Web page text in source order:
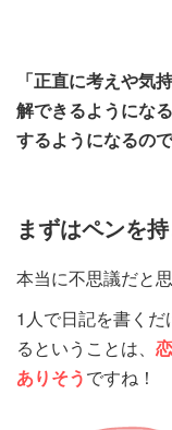
「正直に考えや気
解できるようにな
するようになるので
まずはペンを持
本当に不思議だと
1人で日記を書く
るということは、
ありそうですね！